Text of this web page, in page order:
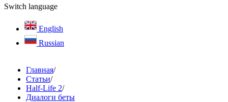
Switch language
English
Russian
Главная/
Статьи/
Half-Life 2/
Диалоги беты